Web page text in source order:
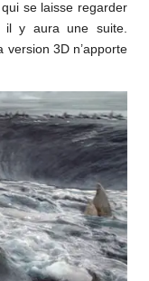
se laisse regarder
il y aura une suite.
3D n’apporte